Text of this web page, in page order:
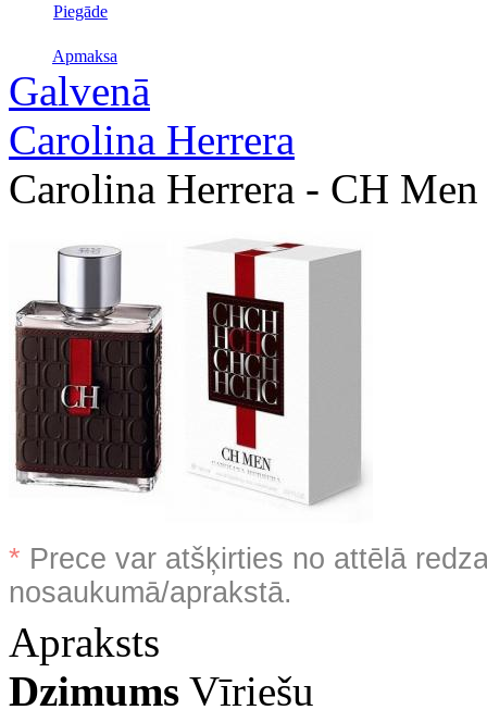
Piegāde
Apmaksa
Galvenā
Carolina Herrera
Carolina Herrera - CH Men
* Prece var atšķirties no attēlā
nosaukumā/aprakstā.
Apraksts
Dzimums Vīriešu